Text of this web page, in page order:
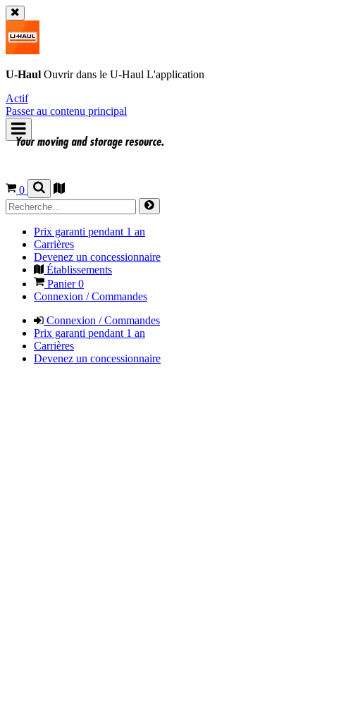
U-Haul Ouvrir dans le U-Haul L'application
Actif
Passer au contenu principal
0
Prix garanti pendant 1 an
Carrières
Devenez un concessionnaire
Établissements
Panier0
Connexion / Commandes
Connexion / Commandes
Prix garanti pendant 1 an
Carrières
Devenez un concessionnaire